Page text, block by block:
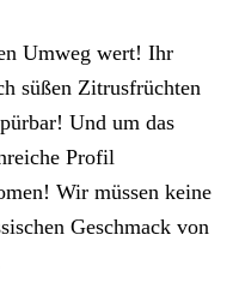
Umweg wert! Ihr
süßen Zitrusfrüchten
Und um das
Profil
Wir müssen keine
Geschmack von